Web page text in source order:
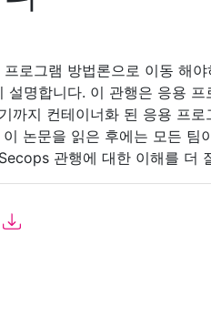
로그램 방법론으로 이동 해
설명합니다. 이 관행은 응용
까지 컨테이너화 된 응용 프
논문을 읽은 후에는 모든 팀
관행에 대한 이해를 더